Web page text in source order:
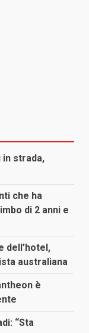
in strada,
che ha
di 2 anni e
dell’hotel,
australiana
è
“Sta